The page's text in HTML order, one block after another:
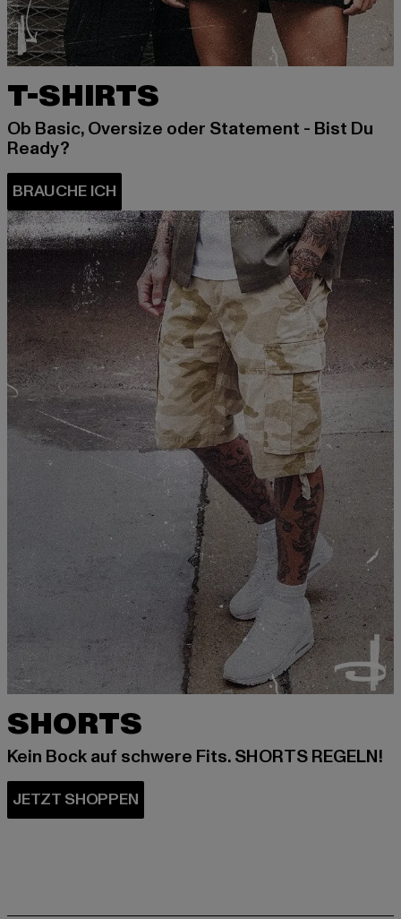
T-SHIRTS
Ob Basic, Oversize oder Statement - Bist Du
Ready?
SHORTS
Kein Bock auf schwere Fits. SHORTS REGELN!